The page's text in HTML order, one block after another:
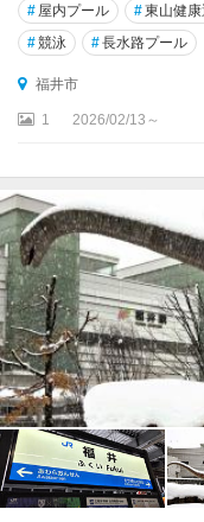
# 屋内プール #東山健康
#競泳 #長水路プール
福井市
1 2026/02/13～